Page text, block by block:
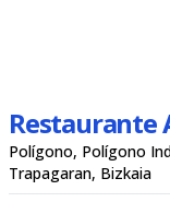
Restaurante
Polígono, Polígono
Trapagaran, Bizkaia